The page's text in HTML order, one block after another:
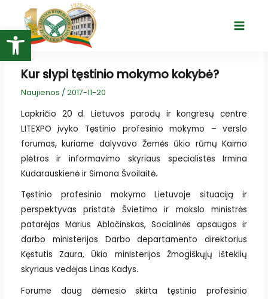
Open toolbar
turinio
Main
Kur slypi tęstinio mokymo kokybė?
Naujienos / 2017-11-20
Lapkričio 20 d. Lietuvos parodų ir kongresų centre
LITEXPO įvyko Tęstinio profesinio mokymo – verslo
forumas, kuriame dalyvavo Žemės ūkio rūmų Kaimo
plėtros ir informavimo skyriaus specialistės Irmina
Kudarauskienė ir Simona Švoilaitė.
Tęstinio profesinio mokymo Lietuvoje situaciją ir
perspektyvas pristatė Švietimo ir mokslo ministrės
patarėjas Marius Ablačinskas, Socialinės apsaugos ir
darbo ministerijos Darbo departamento direktorius
Kęstutis Zaura, Ūkio ministerijos Žmogiškųjų išteklių
skyriaus vedėjas Linas Kadys.
Forume daug dėmesio skirta tęstinio profesinio